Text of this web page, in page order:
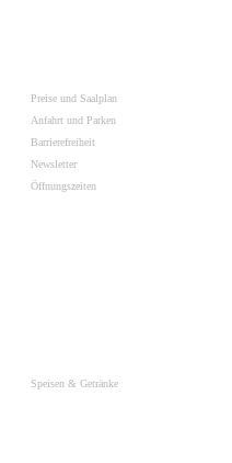
Preise und Saalplan
Anfahrt und Parken
Barrierefreiheit
Newsletter
Öffnungszeiten
Speisen & Getränke